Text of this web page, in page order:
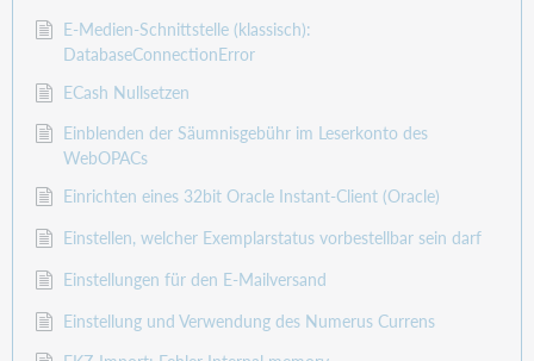
E-Medien-Schnittstelle (klassisch):
DatabaseConnectionError
ECash Nullsetzen
Einblenden der Säumnisgebühr im Leserkonto des
WebOPACs
Einrichten eines 32bit Oracle Instant-Client (Oracle)
Einstellen, welcher Exemplarstatus vorbestellbar sein darf
Einstellungen für den E-Mailversand
Einstellung und Verwendung des Numerus Currens